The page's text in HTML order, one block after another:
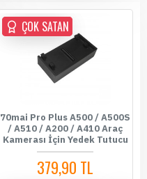
ÇOK SATAN
ÇOK SATAN
70mai Pro Plus A500 / A500S
/ A510 / A200 / A410 Araç
Kamerası İçin Yedek Tutucu
379,90 TL